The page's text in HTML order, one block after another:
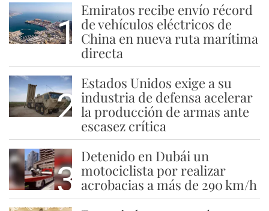
1
Emiratos recibe envío récord
de vehículos eléctricos de
China en nueva ruta marítima
directa
2
Estados Unidos exige a su
industria de defensa acelerar
la producción de armas ante
escasez crítica
3
Detenido en Dubái un
motociclista por realizar
acrobacias a más de 290 km/h